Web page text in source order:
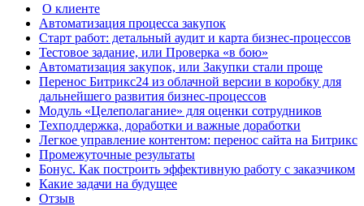
О клиенте
Автоматизация процесса закупок
Старт работ: детальный аудит и карта бизнес-процессов
Тестовое задание, или Проверка «в бою»
Автоматизация закупок, или Закупки стали проще
Перенос Битрикс24 из облачной версии в коробку для
дальнейшего развития бизнес-процессов
Модуль «Целеполагание» для оценки сотрудников
Техподдержка, доработки и важные доработки
Легкое управление контентом: перенос сайта на Битрикс
Промежуточные результаты
Бонус. Как построить эффективную работу с заказчиком
Какие задачи на будущее
Отзыв